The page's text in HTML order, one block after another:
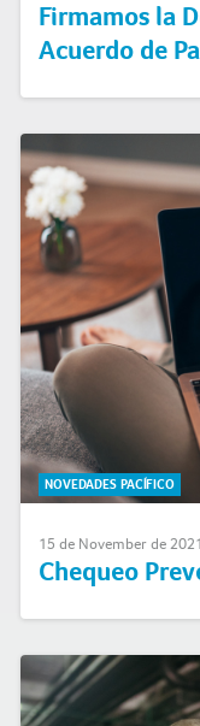
Firmamos la
Acuerdo de
NOVEDADES PACÍFICO
15 de November de 2021
Chequeo